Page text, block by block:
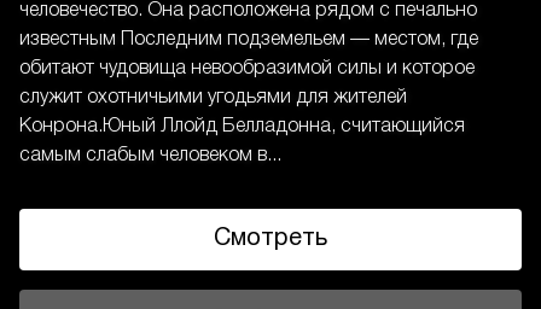
человечество. Она расположена рядом с печально
известным Последним подземельем — местом, где
обитают чудовища невообразимой силы и которое
служит охотничьими угодьями для жителей
Конрона.Юный Ллойд Белладонна, считающийся
самым слабым человеком в...
Смотреть